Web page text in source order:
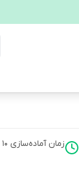
زمان آماده‌سازی 10